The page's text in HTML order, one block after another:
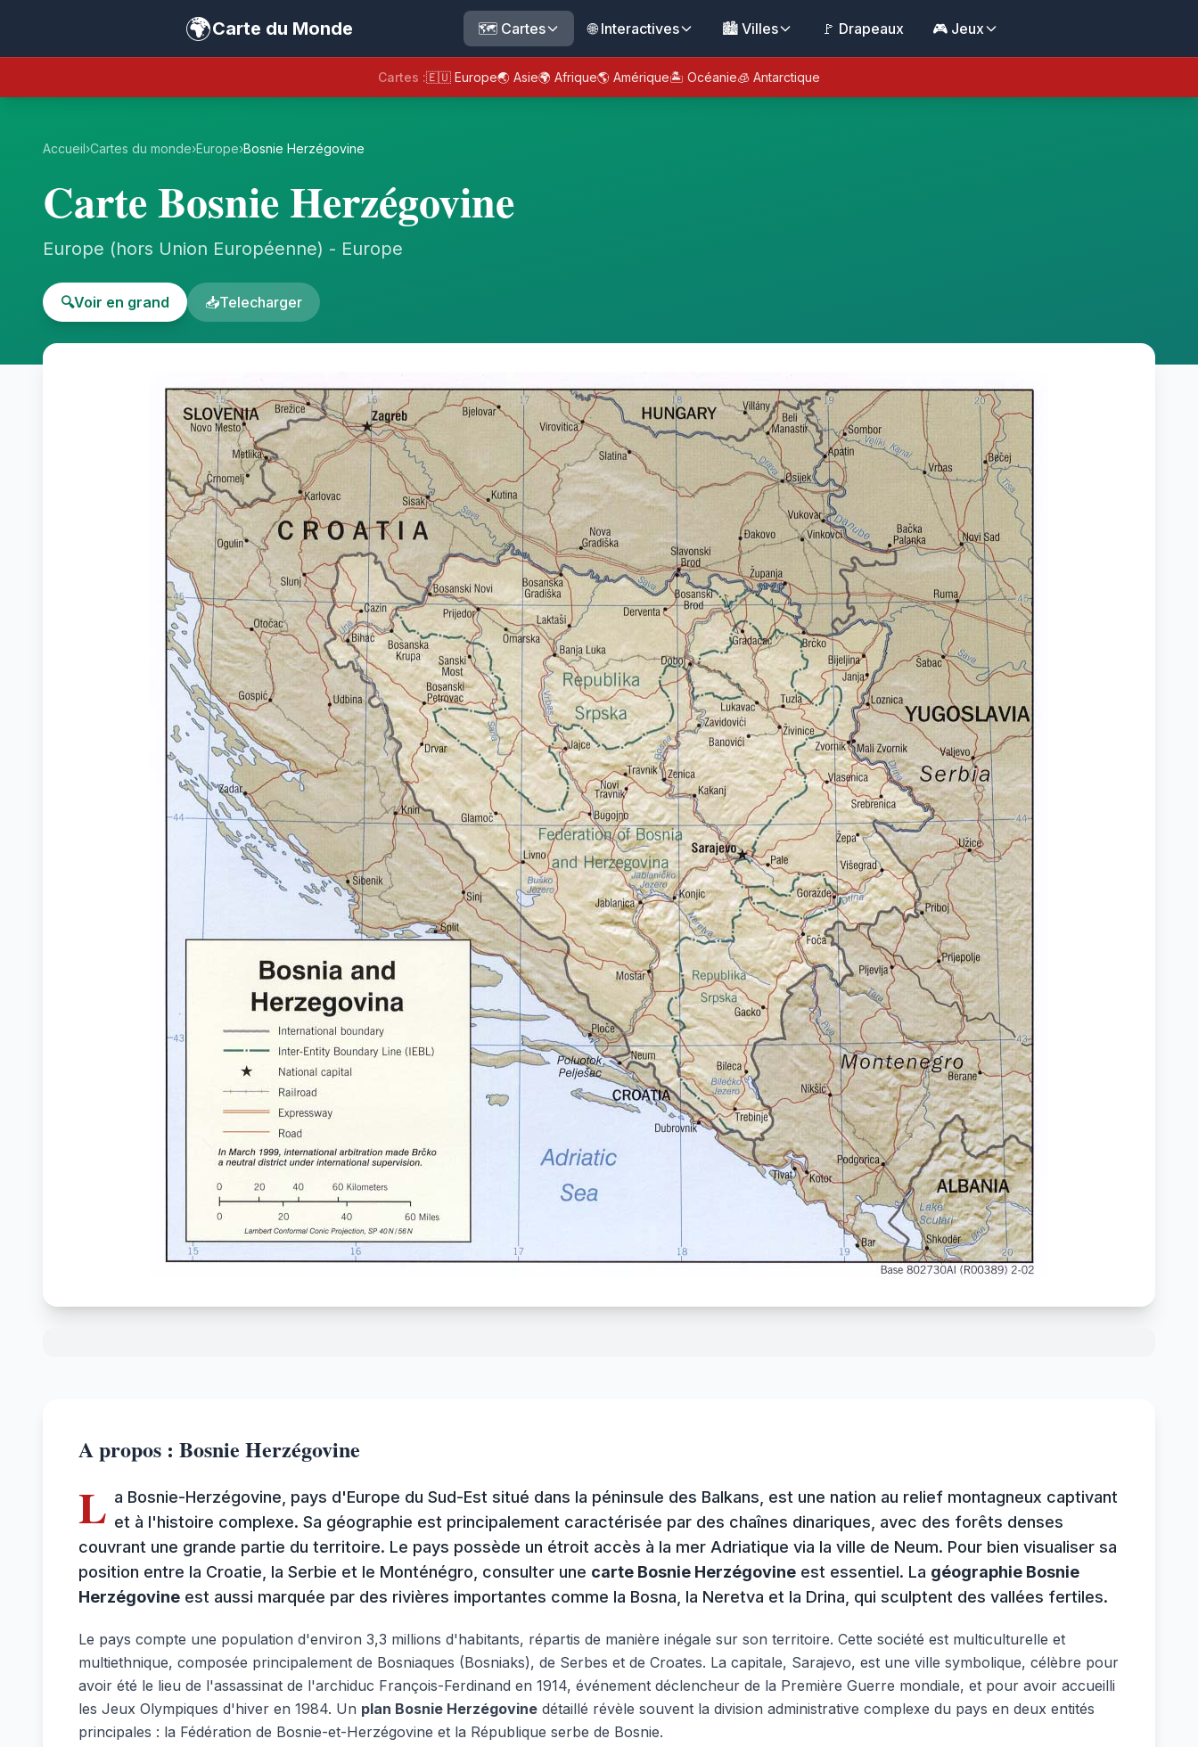
🌍Carte du Monde 🗺️ Cartes 🌐 Interactives 🏙️ Villes 🚩 Drapeaux 🎮 Jeux
Cartes :🇪🇺 Europe🌏 Asie🌍 Afrique🌎 Amérique🏝️ Océanie🧊 Antarctique
Accueil›Cartes du monde›Europe›Bosnie Herzégovine
Carte Bosnie Herzégovine
Europe (hors Union Européenne) - Europe
🔍Voir en grand 📥Telecharger
A propos : Bosnie Herzégovine
L a Bosnie-Herzégovine, pays d'Europe du Sud-Est situé dans la péninsule des Balkans, est une nation au relief montagneux captivant
et à l'histoire complexe. Sa géographie est principalement caractérisée par des chaînes dinariques, avec des forêts denses
couvrant une grande partie du territoire. Le pays possède un étroit accès à la mer Adriatique via la ville de Neum. Pour bien visualiser sa
position entre la Croatie, la Serbie et le Monténégro, consulter une carte Bosnie Herzégovine est essentiel. La géographie Bosnie
Herzégovine est aussi marquée par des rivières importantes comme la Bosna, la Neretva et la Drina, qui sculptent des vallées fertiles.
Le pays compte une population d'environ 3,3 millions d'habitants, répartis de manière inégale sur son territoire. Cette société est multiculturelle et
multiethnique, composée principalement de Bosniaques (Bosniaks), de Serbes et de Croates. La capitale, Sarajevo, est une ville symbolique, célèbre pour
avoir été le lieu de l'assassinat de l'archiduc François-Ferdinand en 1914, événement déclencheur de la Première Guerre mondiale, et pour avoir accueilli
les Jeux Olympiques d'hiver en 1984. Un plan Bosnie Herzégovine détaillé révèle souvent la division administrative complexe du pays en deux entités
principales : la Fédération de Bosnie-et-Herzégovine et la République serbe de Bosnie.